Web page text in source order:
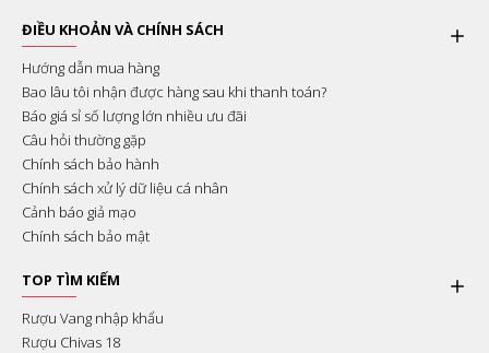
ĐIỀU KHOẢN VÀ CHÍNH SÁCH
Hướng dẫn mua hàng
Bao lâu tôi nhận được hàng sau khi thanh toán?
Báo giá sỉ số lượng lớn nhiều ưu đãi
Câu hỏi thường gặp
Chính sách bảo hành
Chính sách xử lý dữ liệu cá nhân
Cảnh báo giả mạo
Chính sách bảo mật
TOP TÌM KIẾM
Rượu Vang nhập khẩu
Rượu Chivas 18